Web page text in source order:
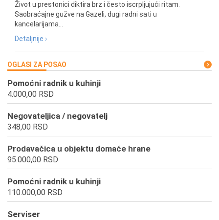
Život u prestonici diktira brz i često iscrpljujući ritam.
Saobraćajne gužve na Gazeli, dugi radni sati u
kancelarijama...
Detaljnije ›
OGLASI ZA POSAO
Pomoćni radnik u kuhinji
4.000,00 RSD
Negovateljica / negovatelj
348,00 RSD
Prodavačica u objektu domaće hrane
95.000,00 RSD
Pomoćni radnik u kuhinji
110.000,00 RSD
Serviser